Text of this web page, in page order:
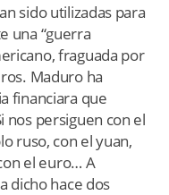
sido utilizadas para
una “guerra
fraguada por
Maduro ha
financiara que
nos persiguen con el
ruso, con el yuan,
el euro… A
dicho hace dos